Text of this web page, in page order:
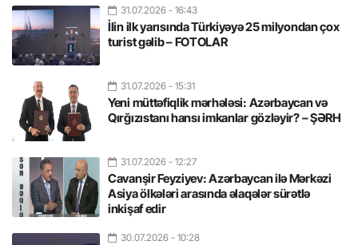
31.07.2026 - 16:43
İlin ilk yarısında Türkiyəyə 25 milyondan çox
turist gəlib – FOTOLAR
31.07.2026 - 15:31
Yeni müttəfiqlik mərhələsi: Azərbaycan və
Qırğızıstanı hansı imkanlar gözləyir? – ŞƏRH
31.07.2026 - 12:27
Cavanşir Feyziyev: Azərbaycan ilə Mərkəzi
Asiya ölkələri arasında əlaqələr sürətlə
inkişaf edir
30.07.2026 - 10:28